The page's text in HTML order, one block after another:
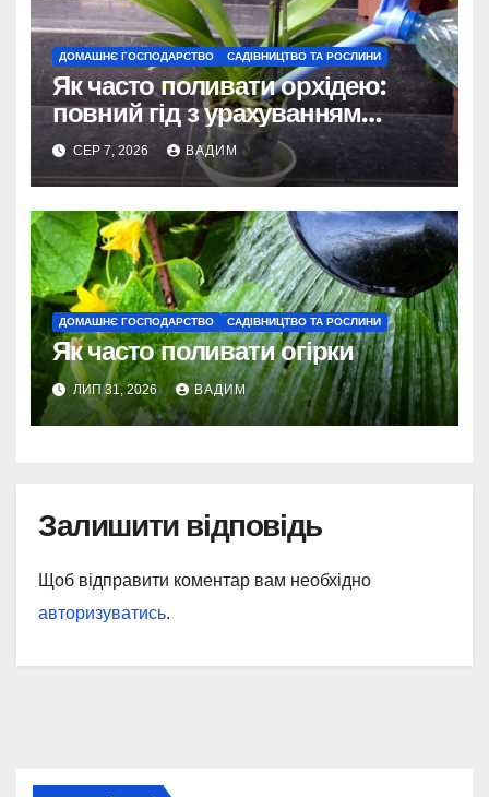
ДОМАШНЄ ГОСПОДАРСТВО САДІВНИЦТВО ТА РОСЛИНИ
Як часто поливати орхідею:
повний гід з урахуванням
сезону та виду
СЕР 7, 2026 ВАДИМ
ДОМАШНЄ ГОСПОДАРСТВО САДІВНИЦТВО ТА РОСЛИНИ
Як часто поливати огірки
ЛИП 31, 2026 ВАДИМ
Залишити відповідь
Щоб відправити коментар вам необхідно
авторизуватись.